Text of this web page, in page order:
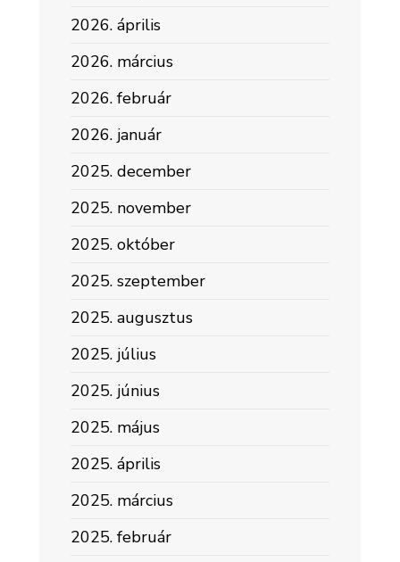
2026. április
2026. március
2026. február
2026. január
2025. december
2025. november
2025. október
2025. szeptember
2025. augusztus
2025. július
2025. június
2025. május
2025. április
2025. március
2025. február